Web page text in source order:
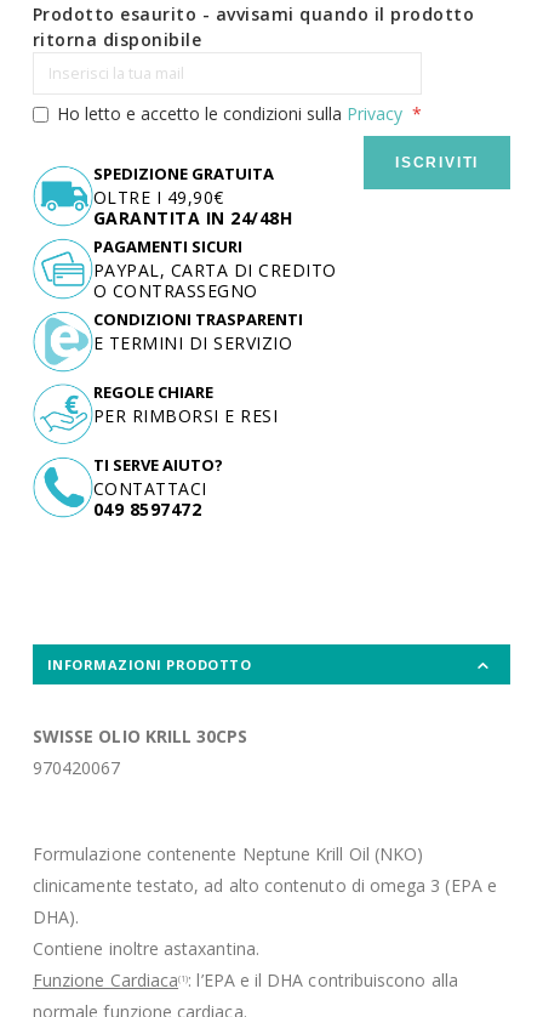
Prodotto esaurito - avvisami quando il prodotto
ritorna disponibile
Ho letto e accetto le condizioni sulla Privacy
ISCRIVITI
SPEDIZIONE GRATUITA
OLTRE I 49,90€
GARANTITA IN 24/48H
TI SERVE AIUTO?
CONTATTACI
049 8597472
PAGAMENTI SICURI
PAYPAL, CARTA DI CREDITO
O CONTRASSEGNO
CONDIZIONI TRASPARENTI
E TERMINI DI SERVIZIO
REGOLE CHIARE
PER RIMBORSI E RESI
INFORMAZIONI PRODOTTO
SWISSE OLIO KRILL 30CPS
970420067
Formulazione contenente Neptune Krill Oil (NKO)
clinicamente testato, ad alto contenuto di omega 3 (EPA e
DHA).
Contiene inoltre astaxantina.
Funzione Cardiaca(1): l’EPA e il DHA contribuiscono alla
normale funzione cardiaca.